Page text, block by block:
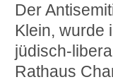
Der
Klein, wurde
jüdisch-
Rathaus